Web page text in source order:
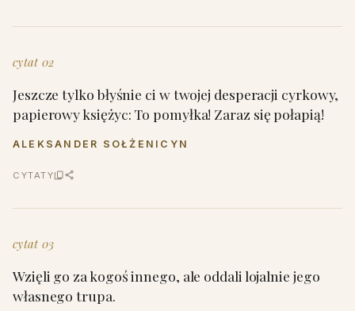
cytat 02
Jeszcze tylko błyśnie ci w twojej desperacji cyrkowy,
papierowy księżyc: To pomyłka! Zaraz się połapią!
ALEKSANDER SOŁŻENICYN
CYTATY
cytat 03
Wzięli go za kogoś innego, ale oddali lojalnie jego
własnego trupa.